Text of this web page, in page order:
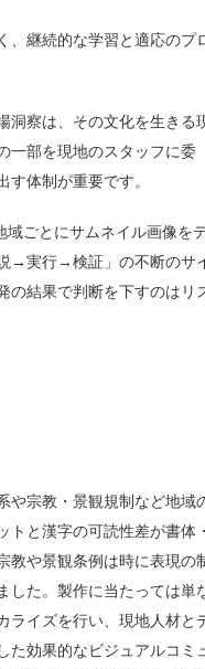
、継続的な学習と適応のプ
洞察は、その文化を生きる
一部を現地のスタッフに委
体制が重要です。
域ごとにサムネイル画像を
→実行→検証」の不断のサ
の結果で判断を下すのはリ
や宗教・景観規制など地域
トと漢字の可読性差が書体
教や景観条例は時に表現の
した。製作に当たっては単
ライズを行い、現地人材と
た効果的なビジュアルコミ